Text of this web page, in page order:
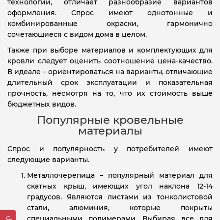
технологий, отличает разнообразие вариантов
оформления. Спрос имеют однотонные и
комбинированные окраски, гармонично
сочетающиеся с видом дома в целом.
Также при выборе материалов и комплектующих для
кровли следует оценить соотношение цена-качество.
В идеале – ориентироваться на варианты, отличающие
длительный срок эксплуатации и показательная
прочность, несмотря на то, что их стоимость выше
бюджетных видов.
Популярные кровельные
материалы
Спрос и популярность у потребителей имеют
следующие варианты.
Металлочерепица – популярный материал для
скатных крыш, имеющих угол наклона 12-14
градусов. Являются листами из тонколистовой
стали, алюминия, которые покрыты